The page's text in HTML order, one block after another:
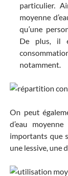
particulier.
moyenne
qu’une
De plus, il
notamment.
On peut
d’eau
importants que
une lessive, une